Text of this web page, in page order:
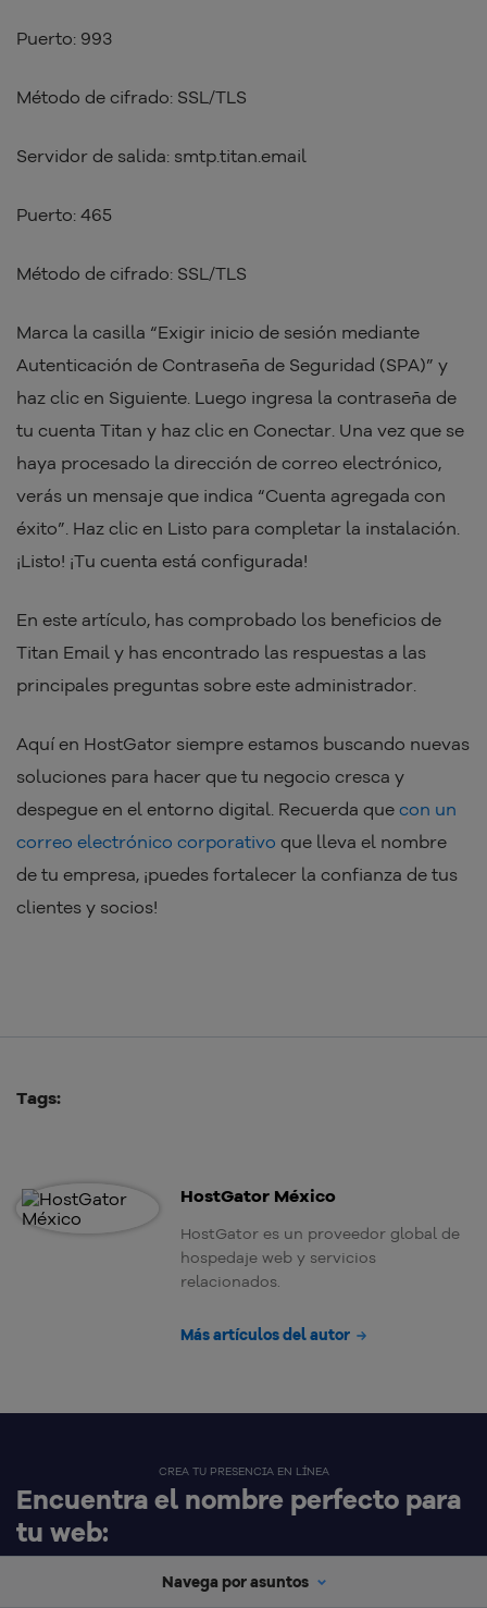
Puerto: 993
Método de cifrado: SSL/TLS
Servidor de salida: smtp.titan.email
Puerto: 465
Método de cifrado: SSL/TLS
Marca la casilla “Exigir inicio de sesión mediante
Autenticación de Contraseña de Seguridad (SPA)” y
haz clic en Siguiente. Luego ingresa la contraseña de
tu cuenta Titan y haz clic en Conectar. Una vez que se
haya procesado la dirección de correo electrónico,
verás un mensaje que indica “Cuenta agregada con
éxito”. Haz clic en Listo para completar la instalación.
¡Listo! ¡Tu cuenta está configurada!
En este artículo, has comprobado los beneficios de
Titan Email y has encontrado las respuestas a las
principales preguntas sobre este administrador.
Aquí en HostGator siempre estamos buscando nuevas
soluciones para hacer que tu negocio cresca y
despegue en el entorno digital. Recuerda que con un
correo electrónico corporativo que lleva el nombre
de tu empresa, ¡puedes fortalecer la confianza de tus
clientes y socios!
Navega por asuntos
Tags:
HostGator México
HostGator es un proveedor global de
hospedaje web y servicios
relacionados.
Más artículos del autor
CREA TU PRESENCIA EN LÍNEA
Encuentra el nombre perfecto para
tu web: